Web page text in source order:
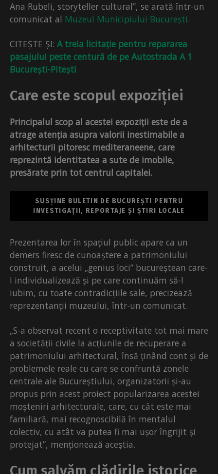
Ana Rubeli, storyteller cultural”, se arată într-un
comunicat al Muzeul Municipiului București.
CITEȘTE ȘI: A treia licitație pentru repararea
pasajului peste centură de pe Autostrada A 1
București-Pitești
Care este scopul expoziției
Principalul scop al acestei expoziții este de a
atrage atenția asupra valorii inestimabile a
arhitecturii pitoresc mediteraneene, care
reprezintă identitatea a sute de imobile,
presărate prin tot centrul capitalei.
SUSȚINE BULETIN DE BUCUREȘTI PENTRU
INVESTIGAȚII, REPORTAJE ȘI ȘTIRI LOCALE
Prezentarea lor în spațiul public apare ca un
demers firesc de cunoaștere a patrimoniului
construit, a acelui „genius loci” bucureștean care-
l individualizează și pe care continuăm să-l
iubim, cu toate contradicțiile sale, precizează
reprezentanții muzeului, într-un comunicat.
„S-a observat recent o receptivitate tot mai mare
a societății civile la acțiunile de recuperare a
patrimoniului arhitectural, însă ținând cont și de
problemele reale cu care se confruntă zonele
centrale ale Bucureștiului, organizatorii și-au
propus prin acest proiect popularizarea acestei
moșteniri arhitecturale, care, cu cât este mai
familiară, mai recognoscibilă în mentalul
colectiv, cu atât va putea fi mai ușor îngrijit și
protejat”, menționează aceștia.